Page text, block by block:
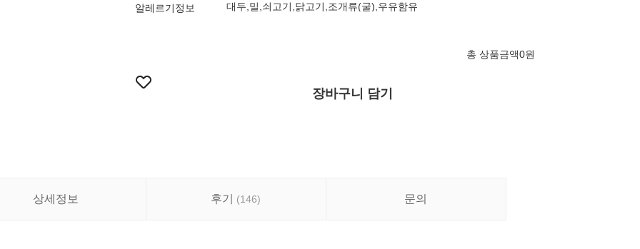
알레르기정보 대두,밀,쇠고기,닭고기,조개류(굴),우유함유
총 상품금액0원
장바구니 담기
상세정보 후기 (146) 문의